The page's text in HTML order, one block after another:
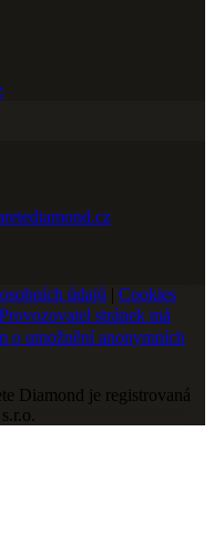
údajů | Cookies
Provozovatel stránek má
o umožnění anonymních
Diamond je registrovaná